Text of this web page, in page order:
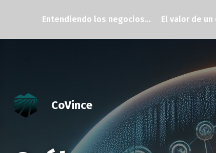
Entendiendo los negocios... El valor de
CoVince